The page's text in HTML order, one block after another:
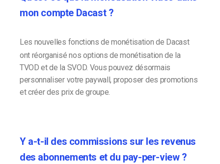
mon compte Dacast ?
Les nouvelles fonctions de monétisation de Dacast
ont réorganisé nos options de monétisation de la
TVOD et de la SVOD. Vous pouvez désormais
personnaliser votre paywall, proposer des promotions
et créer des prix de groupe.
Y a-t-il des commissions sur les revenus
des abonnements et du pay-per-view ?